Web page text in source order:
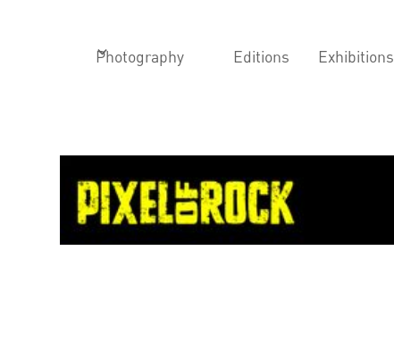
Photography Editions Exhibitions